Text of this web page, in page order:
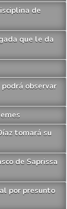
de
que le da
observar
tomará su
de Saprissa
por presunto